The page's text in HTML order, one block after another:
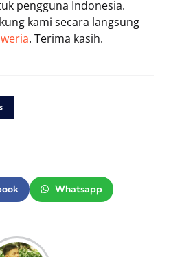
pengguna Indonesia.
kami secara langsung
. Terima kasih.
Whatsapp